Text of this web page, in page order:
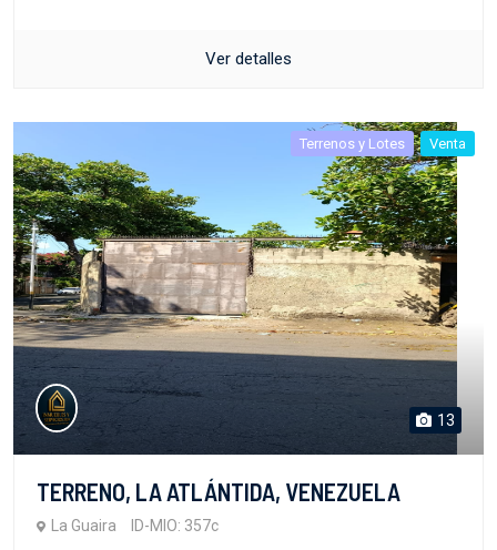
Ver detalles
Terrenos y Lotes Venta
13
TERRENO, LA ATLÁNTIDA, VENEZUELA
La Guaira ID-MIO: 357c